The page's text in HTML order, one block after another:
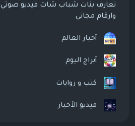
تعارف بنات شباب شات فيديو صوتي
وارقام مجاني
أخبار العالم
أبراج اليوم
كتب و روايات
فيديو الأخبار